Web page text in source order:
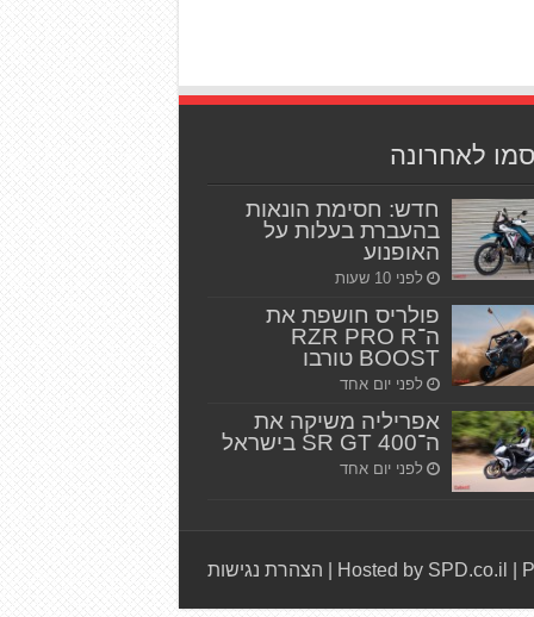
לאחרונה
חדש: חסימת הונאות
בהעברת בעלות על
האופנוע
לפני 10 שעות
פולריס חושפת את
ה־RZR PRO R
BOOST טורבו
לפני יום אחד
אפריליה משיקה את
ה־SR GT 400 בישראל
לפני יום אחד
Hosted by SPD.co.il הצהרת נגישות